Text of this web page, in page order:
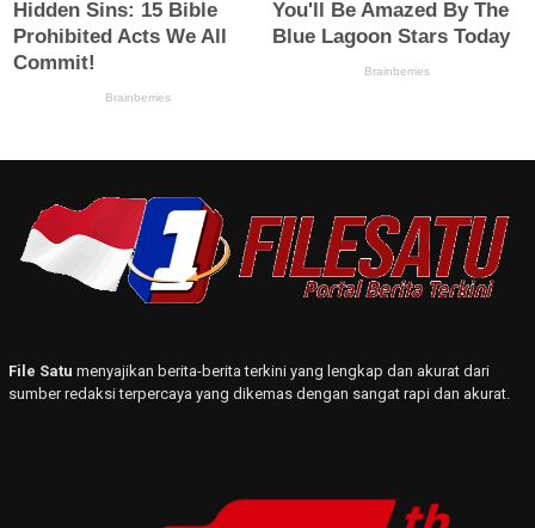
File Satu menyajikan berita-berita terkini yang lengkap dan akurat dari
sumber redaksi terpercaya yang dikemas dengan sangat rapi dan akurat.